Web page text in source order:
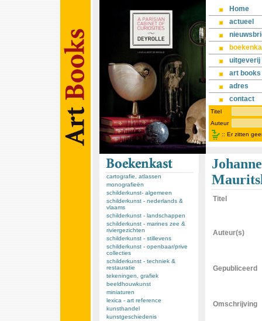
Home
actueel
uitgeverij
art books
adres
contact
Titel
Auteur
:: Er zitten
cartografie, atlassen
monografieën
schilderkunst- algemeen
schilderkunst - nederlands &
vlaams
schilderkunst - landschappen
schilderkunst - marines zee &
riviergezichten
schilderkunst - stillevens
schilderkunst - openbaar/prive
collecties
schilderkunst - techniek &
restauratie
tekeningen, grafiek
beeldhouwkunst
miniaturen
lexica - art reference
kunsthandel
kunstgeschiedenis
Titel
Auteur(s)
Gepubliceerd
Omschrijving